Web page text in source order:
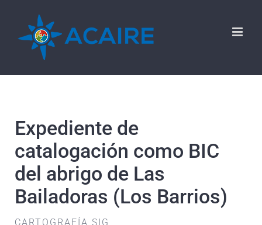
contenido
Expediente de
catalogación como BIC
del abrigo de Las
Bailadoras (Los Barrios)
CARTOGRAFÍA SIG